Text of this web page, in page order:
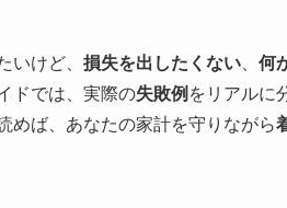
いけど、 損失を出したくない 何
ドでは、実際の失敗例 をリアルに
めば、あなたの家計を守りながら